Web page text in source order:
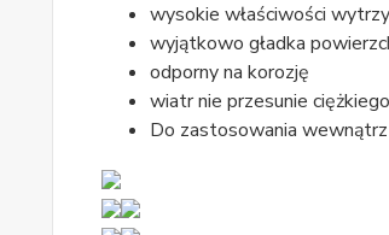
wysokie właściwości
wyjątkowo gładka
odporny na korozję
wiatr nie przesunie
Do zastosowania wewnątrz